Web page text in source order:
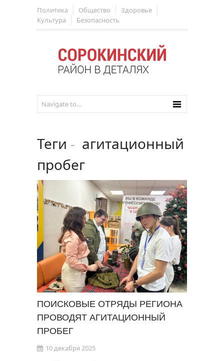
Политика Общество
Здоровье
Культура
Безопасность
Теги - агитационный
пробег
ПОИСКОВЫЕ ОТРЯДЫ РЕГИОНА
ПРОВОДЯТ АГИТАЦИОННЫЙ
ПРОБЕГ
10 декабря 2025